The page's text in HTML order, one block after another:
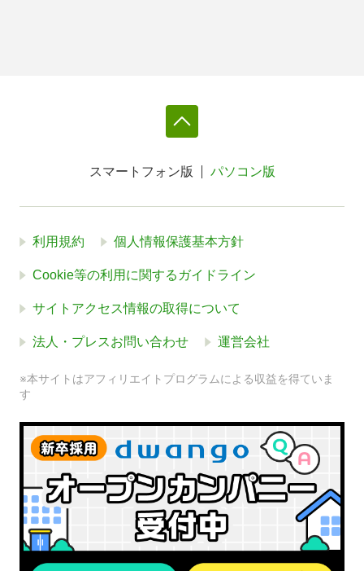
スマートフォン版 パソコン版
利用規約 個人情報保護基本方針
Cookie等の利用に関するガイドライン
サイトアクセス情報の取得について
法人・プレスお問い合わせ 運営会社
※本サイトはアフィリエイトプログラムによる収益を得ていま
す